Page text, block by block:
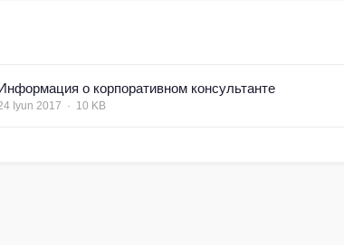
о корпоративном консультанте
Iyun 2017 · 10 KB